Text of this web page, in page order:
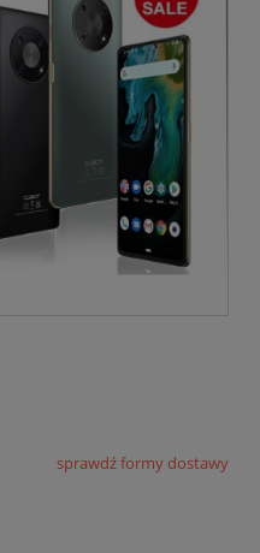
kosztów płatności
sprawdź formy dostawy